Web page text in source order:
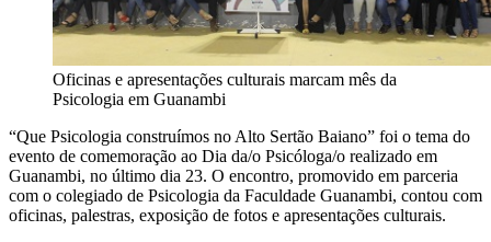
Oficinas e apresentações culturais marcam mês da
Psicologia em Guanambi
“Que Psicologia construímos no Alto Sertão Baiano” foi o tema do
evento de comemoração ao Dia da/o Psicóloga/o realizado em
Guanambi, no último dia 23. O encontro, promovido em parceria
com o colegiado de Psicologia da Faculdade Guanambi, contou com
oficinas, palestras, exposição de fotos e apresentações culturais.